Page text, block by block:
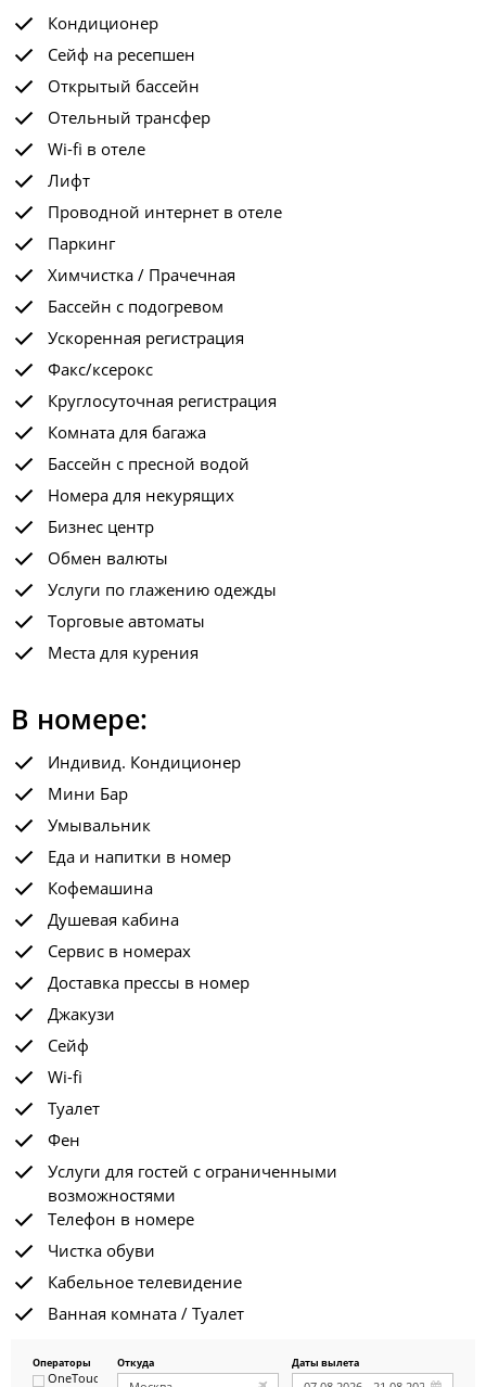
Кондиционер
Сейф на ресепшен
Открытый бассейн
Отельный трансфер
Wi-fi в отеле
Лифт
Проводной интернет в отеле
Паркинг
Химчистка / Прачечная
Бассейн с подогревом
Ускоренная регистрация
Факс/ксерокс
Круглосуточная регистрация
Комната для багажа
Бассейн с пресной водой
Номера для некурящих
Бизнес центр
Обмен валюты
Услуги по глажению одежды
Торговые автоматы
Места для курения
В номере:
Индивид. Кондиционер
Мини Бар
Умывальник
Еда и напитки в номер
Кофемашина
Душевая кабина
Сервис в номерах
Доставка прессы в номер
Джакузи
Сейф
Wi-fi
Туалет
Фен
Услуги для гостей с ограниченными
возможностями
Телефон в номере
Чистка обуви
Кабельное телевидение
Ванная комната / Туалет
Операторы
OneTouch&Travel
Откуда Даты вылета